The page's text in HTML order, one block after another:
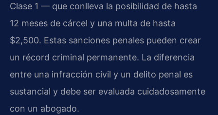
Clase 1 — que conlleva la posibilidad de hasta
12 meses de cárcel y una multa de hasta
$2,500. Estas sanciones penales pueden crear
un récord criminal permanente. La diferencia
entre una infracción civil y un delito penal es
sustancial y debe ser evaluada cuidadosamente
con un abogado.